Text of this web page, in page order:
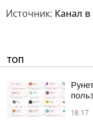
Источник: Канал
ТОП
18:17